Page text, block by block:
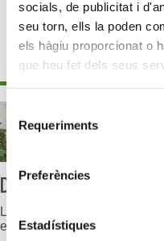
socials, de publicitat i
seu torn, ells la poden
els hàgiu proporcionat o
que heu fet dels seus
Selecció
de
consentiment
Requeriments
Preferències
Estadístiques
1-2.jpg
Deixa un comentari
L'adreça electrònica no es
estan marcats amb